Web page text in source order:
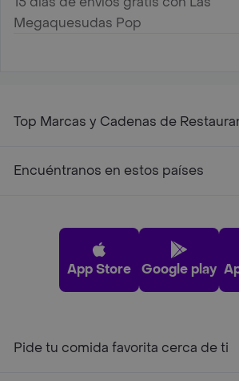
Megaquesudas Pop
Top Marcas y Cadenas de
Encuéntranos en estos países
App Store Google play
Pide tu comida favorita cerca de ti